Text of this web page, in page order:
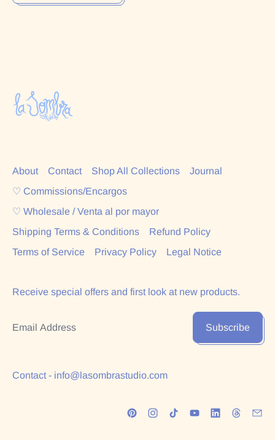
About Contact Shop All Collections
Journal
♡ Commissions/Encargos
♡ Wholesale / Venta al por mayor
Shipping Terms & Conditions
Refund Policy
Terms of Service
Privacy Policy Legal Notice
Receive special offers and first look at new products.
Subscribe
Contact - info@lasombrastudio.com